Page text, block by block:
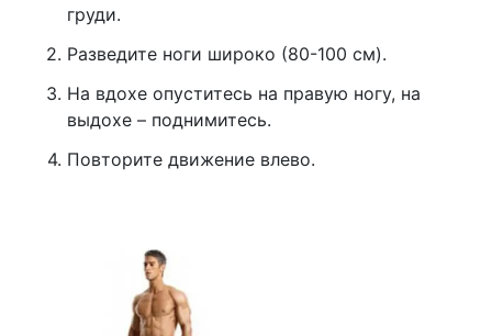
груди.
Разведите ноги широко (80-100 см).
На вдохе опуститесь на правую ногу, на
выдохе – поднимитесь.
Повторите движение влево.